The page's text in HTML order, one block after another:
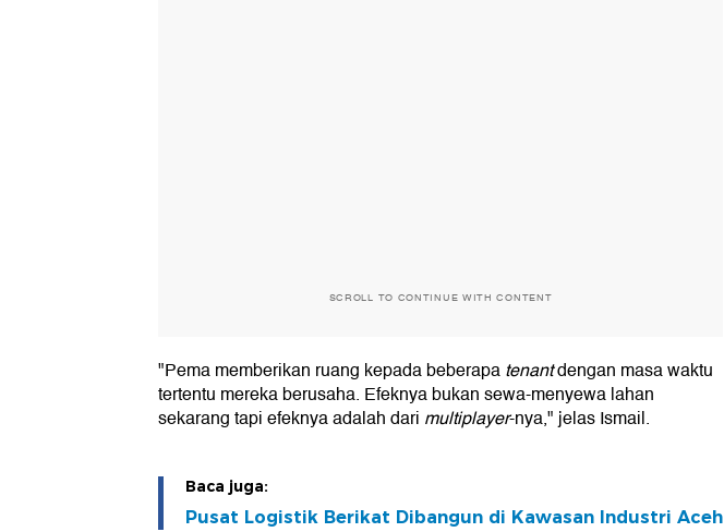
SCROLL TO CONTINUE WITH CONTENT
"Pema memberikan ruang kepada beberapatenantdengan masa waktu
tertentu mereka berusaha. Efeknya bukan sewa-menyewa lahan
sekarang tapi efeknya adalah dari multiplayer-nya," jelas Ismail.
Baca juga:
Pusat Logistik Berikat Dibangun di Kawasan Industri Aceh